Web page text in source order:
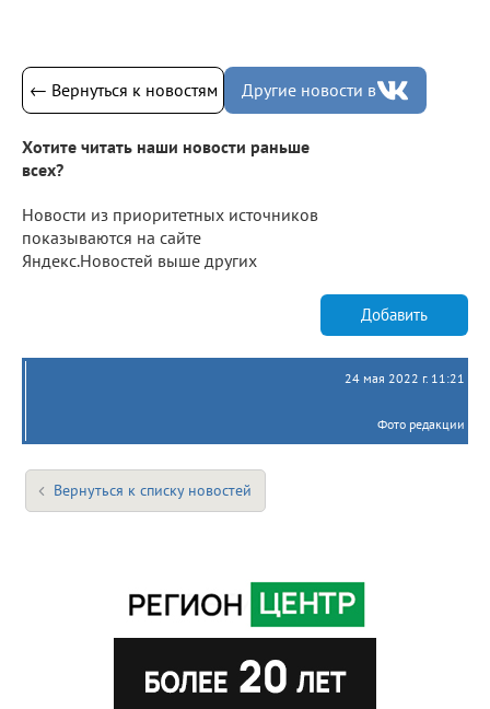
← Вернуться к новостям Другие новости в
Хотите читать наши новости раньше
всех?
Новости из приоритетных источников
показываются на сайте
Яндекс.Новостей выше других
Добавить
24 мая 2022 г. 11:21
Фото редакции
Вернуться к списку новостей